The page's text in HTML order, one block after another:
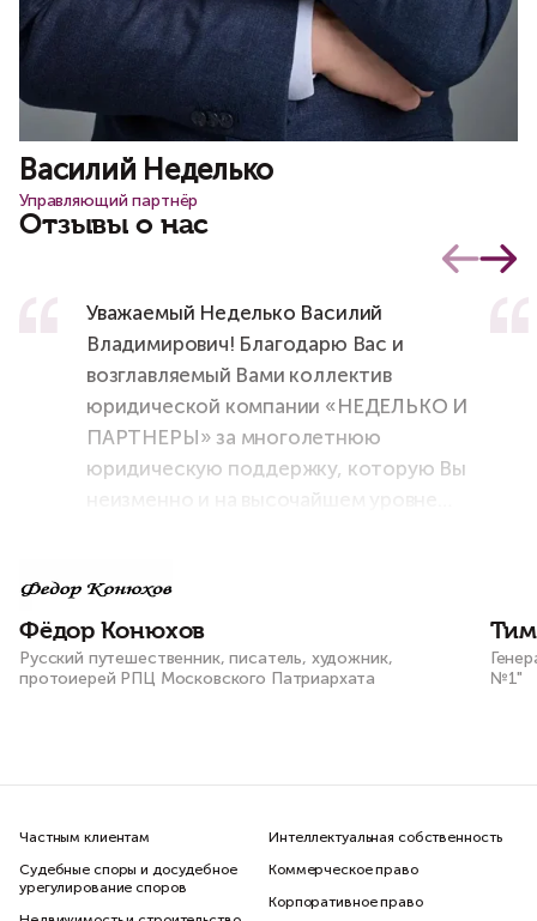
Василий Неделько
Управляющий партнёр
Отзывы о нас
Уважаемый Неделько Василий
Владимирович! Благодарю Вас и
возглавляемый Вами коллектив
юридической компании «НЕДЕЛЬКО И
ПАРТНЕРЫ» за многолетнюю
юридическую поддержку, которую Вы
неизменно и на высочайшем уровне
Фёдор Конюхов
Русский путешественник, писатель, художник,
протоиерей РПЦ Московского Патриархата
№1"
Частным клиентам
Судебные споры и досудебное
урегулирование споров
Интеллектуальная собственность
Коммерческое право
Корпоративное право